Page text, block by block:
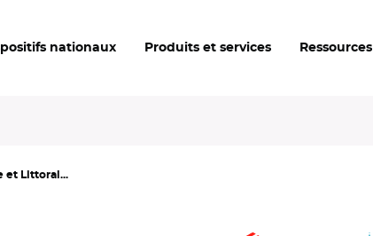
nationaux Produits et services Ressources
et Littoral...